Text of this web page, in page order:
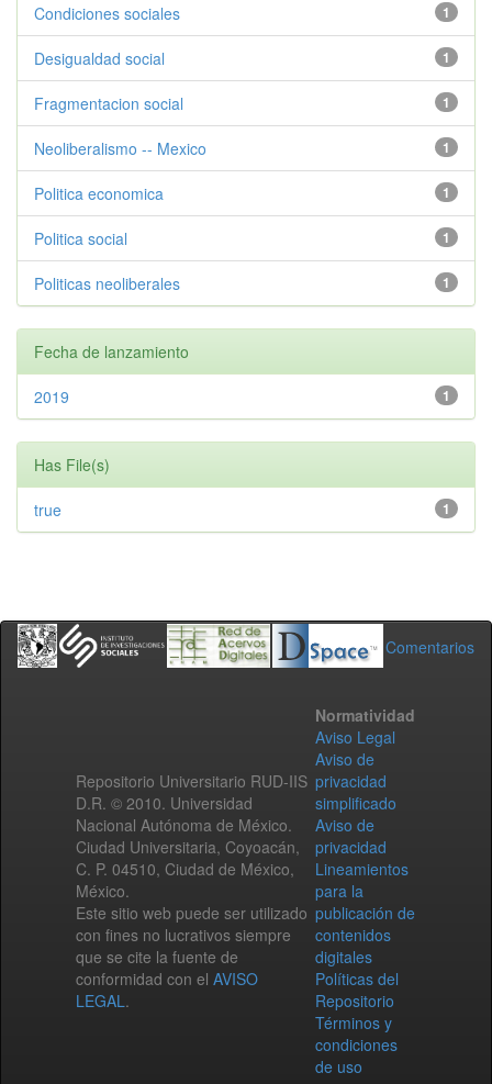
1
Condiciones sociales
1
Desigualdad social
1
Fragmentacion social
1
Neoliberalismo -- Mexico
1
Politica economica
1
Politica social
1
Politicas neoliberales
Fecha de lanzamiento
1
2019
Has File(s)
1
true
Comentarios
Repositorio Universitario RUD-IIS
D.R. © 2010. Universidad
Nacional Autónoma de México.
Ciudad Universitaria, Coyoacán,
C. P. 04510, Ciudad de México,
México.
Este sitio web puede ser utilizado
con fines no lucrativos siempre
que se cite la fuente de
conformidad con el AVISO
LEGAL.
Normatividad
Aviso Legal
Aviso de
privacidad
simplificado
Aviso de
privacidad
Lineamientos
para la
publicación de
contenidos
digitales
Políticas del
Repositorio
Términos y
condiciones
de uso